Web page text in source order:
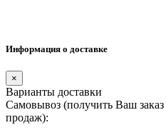
Информация о доставке
×
Варианты доставки
Самовывоз (получить Ваш
продаж):